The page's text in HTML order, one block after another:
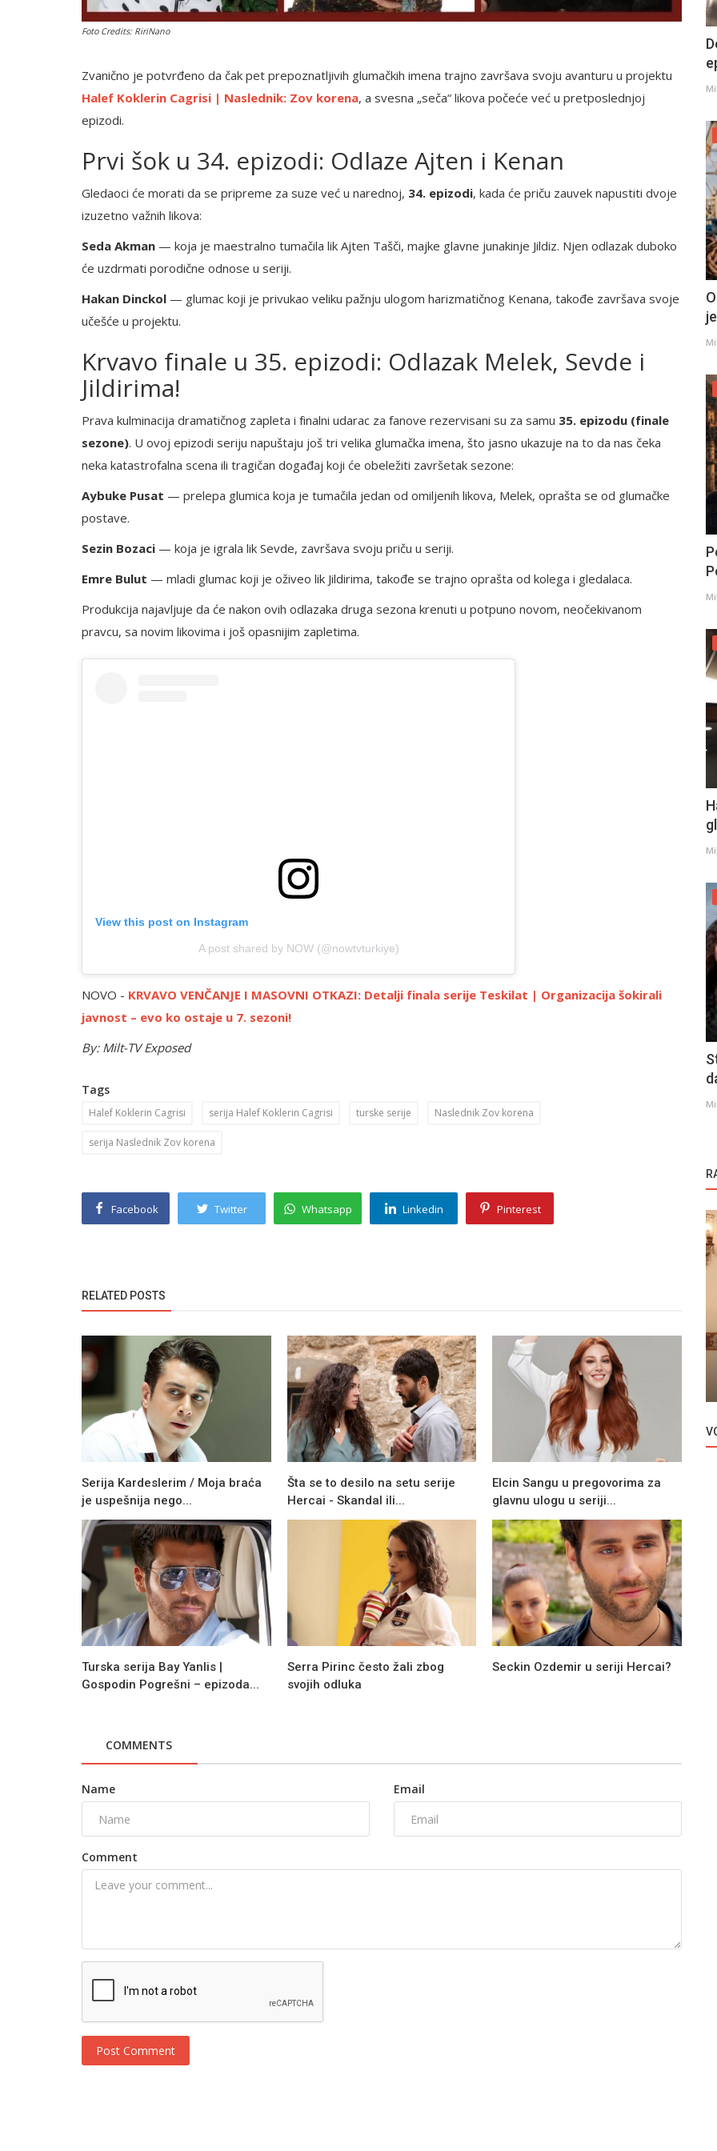
Foto Credits: RiriNano
Zvanično je potvrđeno da čak pet prepoznatljivih glumačkih imena trajno završava svoju avanturu u projektu
Halef Koklerin Cagrisi | Naslednik: Zov korena, a svesna „seča“ likova počeće već u pretposlednjoj
epizodi.
Prvi šok u 34. epizodi: Odlaze Ajten i Kenan
Gledaoci će morati da se pripreme za suze već u narednoj, 34. epizodi, kada će priču zauvek napustiti dvoje
izuzetno važnih likova:
Seda Akman — koja je maestralno tumačila lik Ajten Tašči, majke glavne junakinje Jildiz. Njen odlazak duboko
će uzdrmati porodične odnose u seriji.
Hakan Dinckol — glumac koji je privukao veliku pažnju ulogom harizmatičnog Kenana, takođe završava svoje
učešće u projektu.
Krvavo finale u 35. epizodi: Odlazak Melek, Sevde i
Jildirima!
Prava kulminacija dramatičnog zapleta i finalni udarac za fanove rezervisani su za samu 35. epizodu (finale
sezone). U ovoj epizodi seriju napuštaju još tri velika glumačka imena, što jasno ukazuje na to da nas čeka
neka katastrofalna scena ili tragičan događaj koji će obeležiti završetak sezone:
Aybuke Pusat — prelepa glumica koja je tumačila jedan od omiljenih likova, Melek, oprašta se od glumačke
postave.
Sezin Bozaci — koja je igrala lik Sevde, završava svoju priču u seriji.
Emre Bulut — mladi glumac koji je oživeo lik Jildirima, takođe se trajno oprašta od kolega i gledalaca.
Produkcija najavljuje da će nakon ovih odlazaka druga sezona krenuti u potpuno novom, neočekivanom
pravcu, sa novim likovima i još opasnijim zapletima.
View this post on Instagram
A post shared by NOW (@nowtvturkiye)
NOVO - KRVAVO VENČANJE I MASOVNI OTKAZI: Detalji finala serije Teskilat | Organizacija šokirali
javnost – evo ko ostaje u 7. sezoni!
By: Milt-TV Exposed
Tags
Halef Koklerin Cagrisi serija Halef Koklerin Cagrisi turske serije Naslednik Zov korena
serija Naslednik Zov korena
Facebook Twitter Whatsapp Linkedin Pinterest
RELATED POSTS
Serija Kardeslerim / Moja braća
je uspešnija nego...
Šta se to desilo na setu serije
Hercai - Skandal ili...
Elcin Sangu u pregovorima za
glavnu ulogu u seriji...
Turska serija Bay Yanlis |
Gospodin Pogrešni – epizoda...
Serra Pirinc često žali zbog
svojih odluka
Seckin Ozdemir u seriji Hercai?
COMMENTS
Name Email
Comment
Post Comment
Da li Ozgur Ozan napušta seriju Arka
Sokaklar?
Velika očekivanja od druge sezone turske
serije Yalniz Kurt